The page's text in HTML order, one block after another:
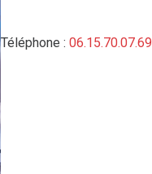
Téléphone : 06.15.70.07.69